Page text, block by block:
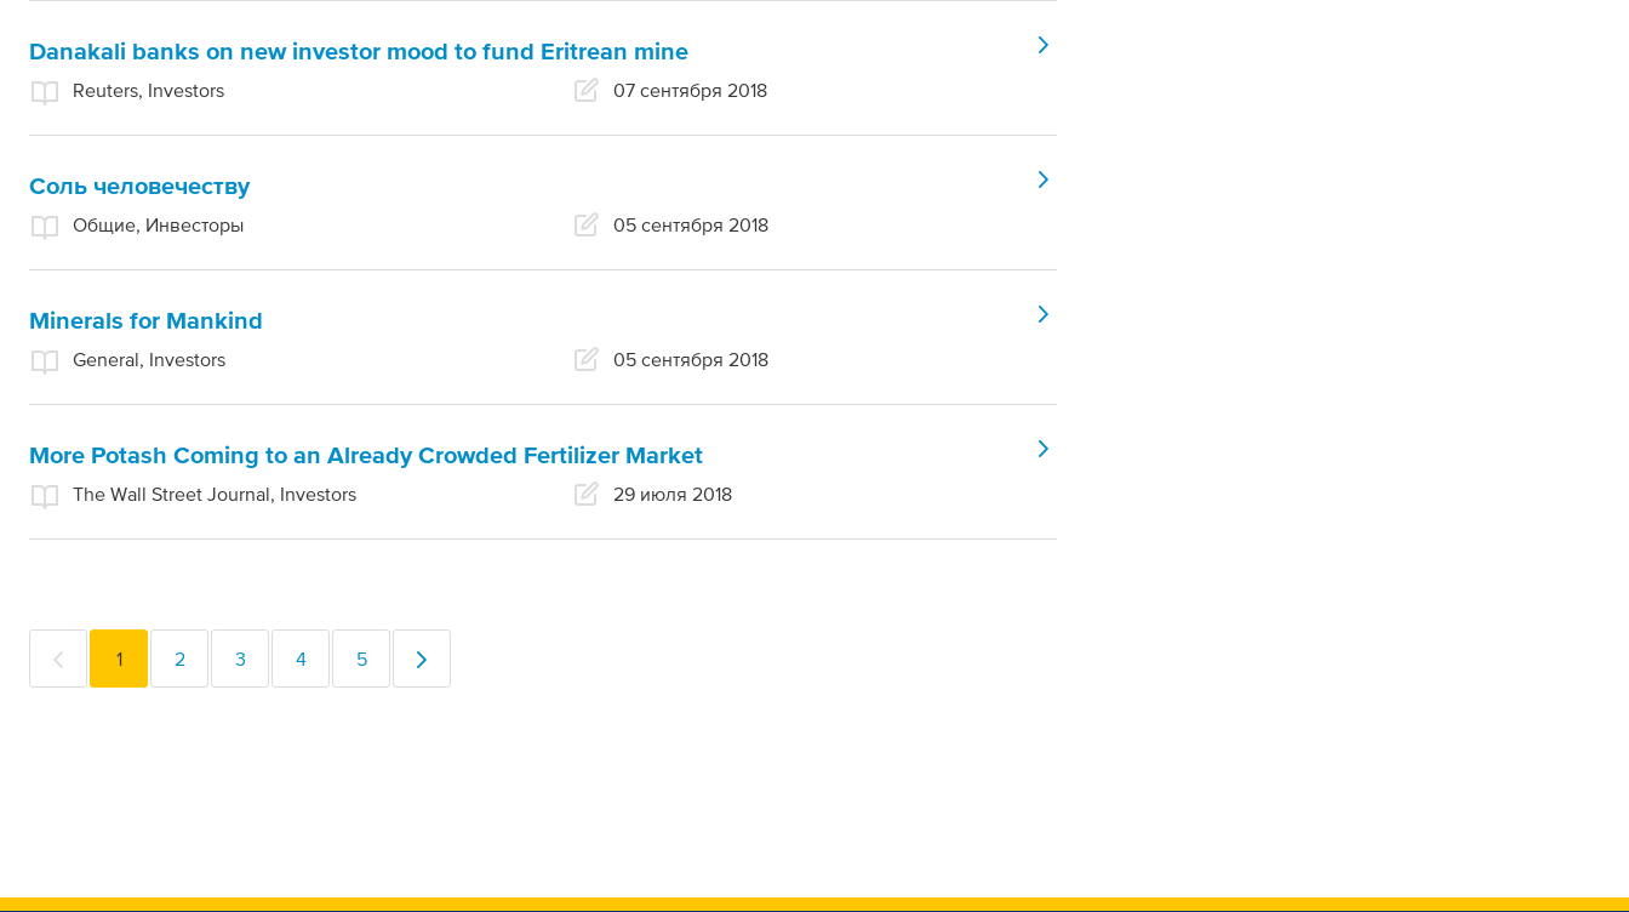
Danakali banks on new investor mood to fund Eritrean mine
Reuters, Investors 07 сентября 2018
Соль человечеству
Общие, Инвесторы 05 сентября 2018
Minerals for Mankind
General, Investors 05 сентября 2018
More Potash Coming to an Already Crowded Fertilizer Market
The Wall Street Journal, Investors 29 июля 2018
1 2 3 4 5